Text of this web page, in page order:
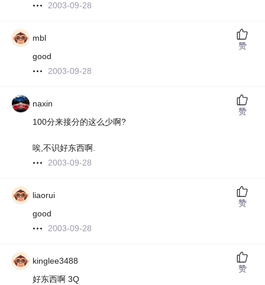
2003-09-28
mbl
good
2003-09-28
赞
naxin
100分来接分的这么少啊?
唉,不识好东西啊.
2003-09-28
赞
liaorui
good
2003-09-28
赞
kinglee3488
好东西啊 3Q
赞